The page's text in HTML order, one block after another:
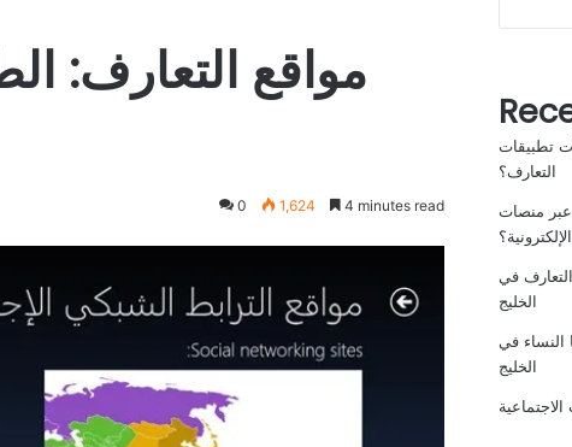
مواقع التعارف:
0 1,624 4 minutes read
تطبيقات
التعارف؟
عبر منصات
في
الخليج
في
الخليج